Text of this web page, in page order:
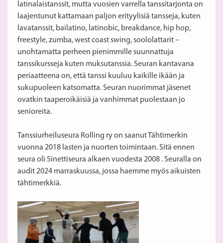
latinalaistanssit, mutta vuosien varrella tanssitarjonta on
laajentunut kattamaan paljon erityylisiä tansseja, kuten
lavatanssit, bailatino, latinobic, breakdance, hip hop,
freestyle, zumba, west coast swing, soololattarit –
unohtamatta perheen pienimmille suunnattuja
tanssikursseja kuten muksutanssia. Seuran kantavana
periaatteena on, että tanssi kuuluu kaikille ikään ja
sukupuoleen katsomatta. Seuran nuorimmat jäsenet
ovatkin taaperoikäisiä ja vanhimmat puolestaan jo
senioreita.
Tanssiurheiluseura Rolling ry on saanut Tähtimerkin
vuonna 2018 lasten ja nuorten toimintaan. Sitä ennen
seura oli Sinettiseura alkaen vuodesta 2008 . Seuralla on
audit 2024 marraskuussa, jossa haemme myös aikuisten
tähtimerkkiä.